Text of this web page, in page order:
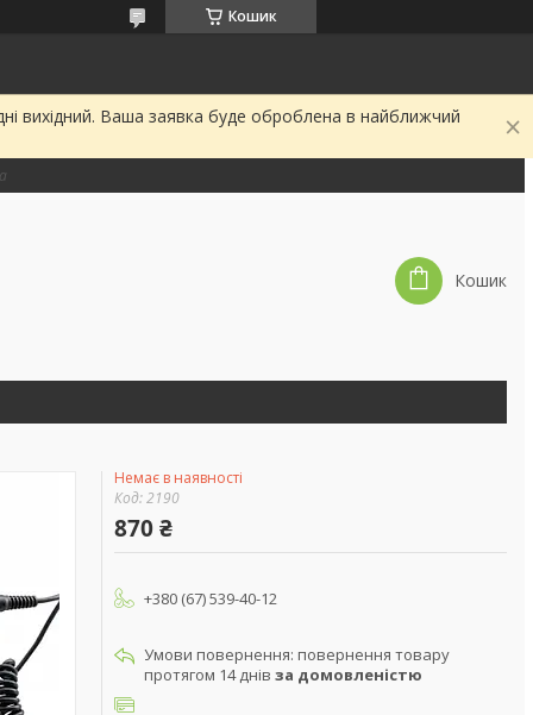
Кошик
вихідний. Ваша заявка буде оброблена в найближчий
Кошик
Немає в наявності
Код:2190
870 ₴
+380 (67) 539-40-12
повернення товару
протягом 14 днів за домовленістю